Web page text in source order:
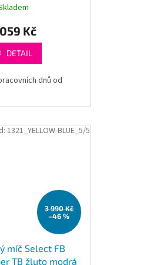
Kč
DETAIL
dnů od
3 990 Kč
–46 %
míč Select FB
TB žluto modrá
1321_YELLOW-BLUE_5/5